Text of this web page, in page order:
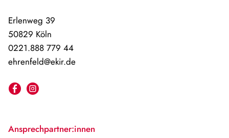
Erlenweg 39
50829 Köln
0221.888 779 44
ehrenfeld@ekir.de
Facebook
Ansprechpartner:innen